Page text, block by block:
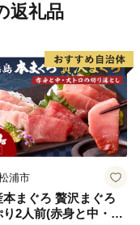
返礼品
浦市
本まぐろ 贅沢まぐろ
り2人前(赤身と中・大